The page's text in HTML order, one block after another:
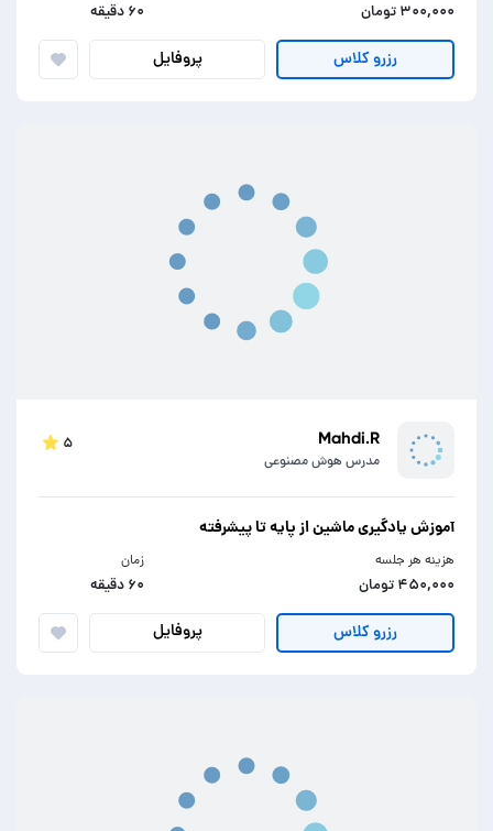
۳۰۰,۰۰۰ تومان ۶۰ دقیقه
رزرو کلاس پروفایل
Mahdi.R
مدرس هوش مصنوعی
۵
آموزش یادگیری ماشین از پایه تا پیشرفته
هزینه هر جلسه
۴۵۰,۰۰۰ تومان
زمان
۶۰ دقیقه
رزرو کلاس پروفایل